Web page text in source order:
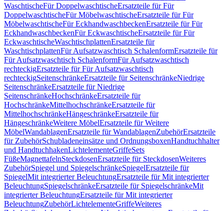
WaschtischeFür DoppelwaschtischeErsatzteile für Für
DoppelwaschtischeFür MöbelwaschtischeErsatzteile für Für
MöbelwaschtischeFür EckhandwaschbeckenErsatzteile für Für
EckhandwaschbeckenFür EckwaschtischeErsatzteile für Für
EckwaschtischeWaschtischplattenErsatzteile für
WaschtischplattenFür Aufsatzwaschtisch SchalenformErsatzteile für
Für Aufsatzwaschtisch SchalenformFür Aufsatzwaschtisch
rechteckigErsatzteile für Für Aufsatzwaschtisch
rechteckigSeitenschränkeErsatzteile für SeitenschränkeNiedrige
SeitenschränkeErsatzteile für Niedrige
SeitenschränkeHochschränkeErsatzteile für
HochschränkeMittelhochschränkeErsatzteile für
MittelhochschränkeHängeschränkeErsatzteile für
HängeschränkeWeitere MöbelErsatzteile für Weitere
MöbelWandablagenErsatzteile für WandablagenZubehörErsatzteile
für ZubehörSchubladeneinsätze und OrdnungsboxenHandtuchhalter
und HandtuchhakenLichtelementeGriffeSets
FüßeMagnettafelnSteckdosenErsatzteile für SteckdosenWeiteres
ZubehörSpiegel und SpiegelschränkeSpiegelErsatzteile für
SpiegelMit integrierter BeleuchtungErsatzteile für Mit integrierter
BeleuchtungSpiegelschränkeErsatzteile für SpiegelschränkeMit
integrierter BeleuchtungErsatzteile für Mit integrierter
BeleuchtungZubehörLichtelementeGriffeWeiteres